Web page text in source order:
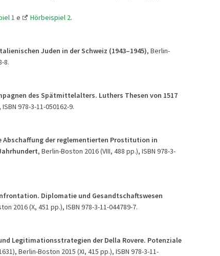
1 e Hörbeispiel 2.
Juden in der Schweiz (1943–1945), Berlin-
8.
des Spätmittelalters. Luthers Thesen von 1517
978-3-11-050162-9.
Abschaffung der reglementierten Prostitution in
, Berlin-Boston 2016 (VIII, 488 pp.), ISBN 978-3-
Diplomatie und Gesandtschaftswesen
2016 (X, 451 pp.), ISBN 978-3-11-044789-7.
Legitimationsstrategien der Della Rovere. Potenziale
Berlin-Boston 2015 (XI, 415 pp.), ISBN 978-3-11-